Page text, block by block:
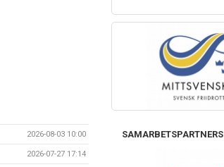
2026-08-03 10:00
2026-07-27 17:14
SAMARBETSPARTNERS